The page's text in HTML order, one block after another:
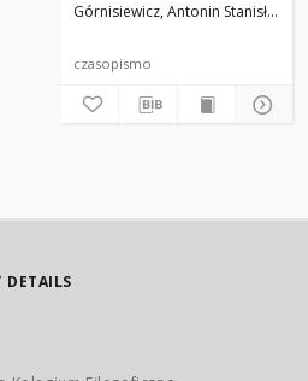
Górnisiewicz, Antonin Stanisław
czasopismo
DETAILS